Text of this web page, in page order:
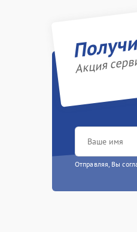
Акция
Отправляя, Вы